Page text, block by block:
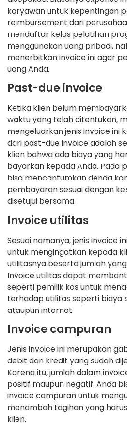
karyawan untuk kepentingan
reimbursement dari
mendaftar kelas pelatihan
menggunakan uang pribadi,
menerbitkan invoice ini agar
uang Anda.
Past-due invoice
Ketika klien belum
waktu yang telah ditentukan,
mengeluarkan jenis invoice ini
dari past-due invoice adalah
klien bahwa ada biaya yang
bayarkan kepada Anda. Pada
bisa mencantumkan denda
pembayaran sesuai dengan
disetujui bersama.
Invoice utilitas
Sesuai namanya, jenis invoice
untuk mengingatkan kepada
utilitasnya beserta jumlah
Invoice utilitas dapat
seperti pemilik kos untuk
terhadap utilitas seperti biaya
ataupun internet.
Invoice campuran
Jenis invoice ini merupakan
debit dan kredit yang sudah
Karena itu, jumlah dalam
positif maupun negatif. Anda
invoice campuran untuk
menambah tagihan yang
klien.